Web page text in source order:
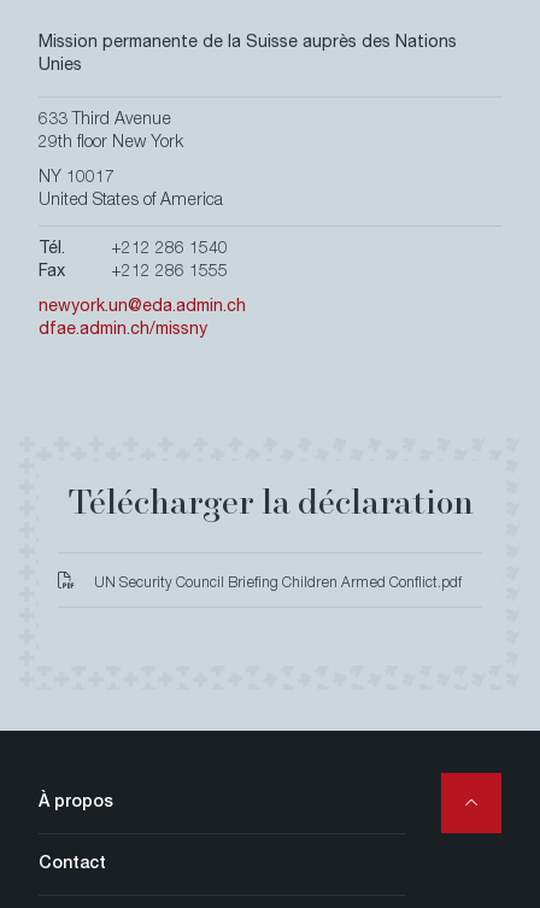
Mission permanente de la Suisse auprès des Nations
Unies
633 Third Avenue
29th floor New York
NY 10017
United States of America
Tél.
+212 286 1540
Fax
+212 286 1555
newyork.un@eda.admin.ch
dfae.admin.ch/missny
Télécharger la déclaration
UN Security Council Briefing Children Armed Conflict.pdf
Secondary
Navigation
À propos
Contact